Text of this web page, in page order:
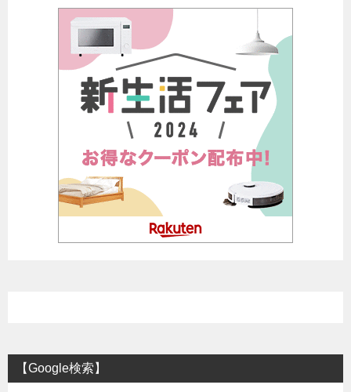
【Google検索】